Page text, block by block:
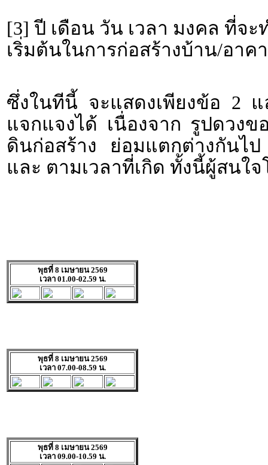
[3] ปี เดือน วัน เวลา มงคล ที่จ
เริ่มต้นในการก่อสร้างบ้าน/อาค
ซึ่งในทีนี้ จะแสดงเพียงข้อ 2
แจกแจงได้ เนื่องจาก รูปดวง
ดินก่อสร้าง ย่อมแตกต่างกันไ
และ ตามเวลาที่เกิด ทั้งนี้ผู้สนใ
พุธที่ 8 เมษายน 2569
เวลา 01.00-02.59 น.
พุธที่ 8 เมษายน 2569
เวลา 07.00-08.59 น.
พุธที่ 8 เมษายน 2569
เวลา 09.00-10.59 น.